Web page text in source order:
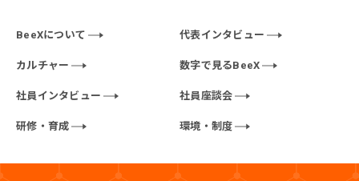
BeeXについて 代表インタビュー
カルチャー 数字で見るBeeX
社員インタビュー 社員座談会
研修・育成 環境・制度